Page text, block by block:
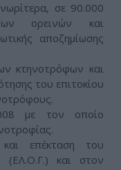
σε 90.000
ορεινών και
αποζημίωσης
κτηνοτρόφων και
του επιτοκίου
με τον οποίο
επέκταση του
(ΕΛ.Ο.Γ.) και στον